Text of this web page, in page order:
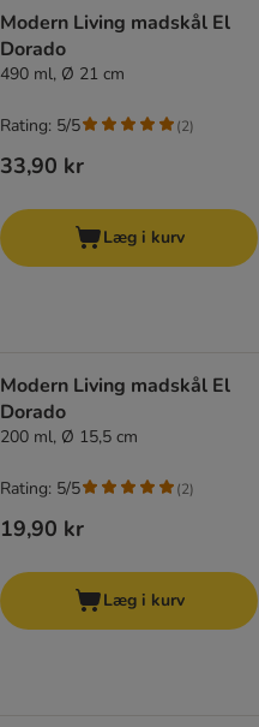
Modern Living madskål El
Dorado
490 ml, Ø 21 cm
33,90 kr
Rating: 5/5 (2)
Læg i kurv
Modern Living madskål El
Dorado
200 ml, Ø 15,5 cm
19,90 kr
Rating: 5/5 (2)
Læg i kurv